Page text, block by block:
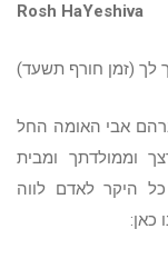
Rosh HaYeshiva
(זמן חורף תשעד)
אבי האומה החל
וממולדתך ומבית
היקר לאדם לווה
כאן: